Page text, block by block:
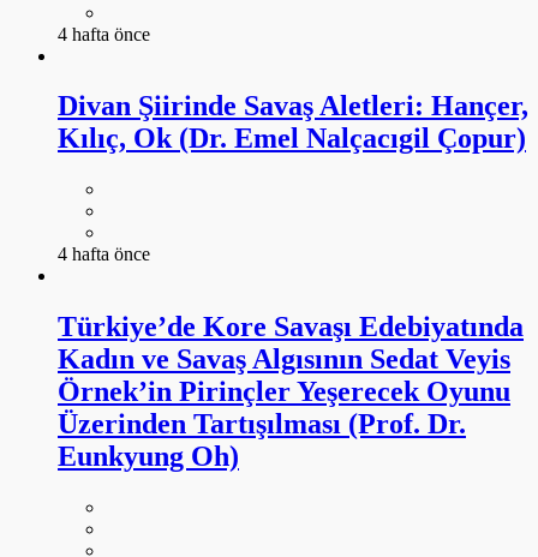
4 hafta önce
Divan Şiirinde Savaş Aletleri: Hançer,
Kılıç, Ok (Dr. Emel Nalçacıgil Çopur)
4 hafta önce
Türkiye’de Kore Savaşı Edebiyatında
Kadın ve Savaş Algısının Sedat Veyis
Örnek’in Pirinçler Yeşerecek Oyunu
Üzerinden Tartışılması (Prof. Dr.
Eunkyung Oh)